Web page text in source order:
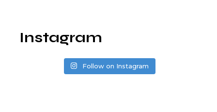
Instagram
Follow on Instagram